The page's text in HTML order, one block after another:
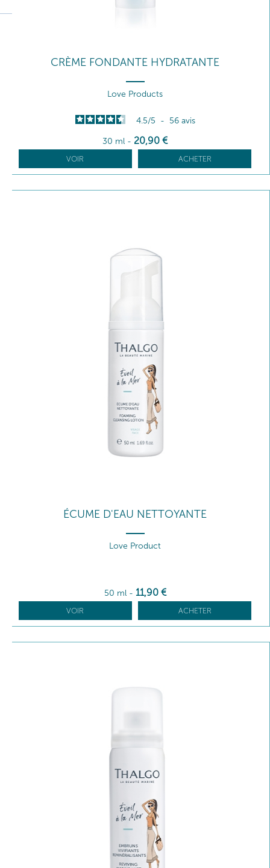
CRÈME FONDANTE HYDRATANTE
Love Products
4.5/5 - 56 avis
30 ml - 20,90 €
VOIR ACHETER
ÉCUME D'EAU NETTOYANTE
Love Product
50 ml - 11,90 €
VOIR ACHETER